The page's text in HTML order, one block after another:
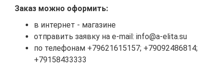
Заказ можно оформить:
в интернет - магазине
отправить заявку на e-mail: info@a-elita.su
по телефонам +79621615157; +79092486814;
+79158433333